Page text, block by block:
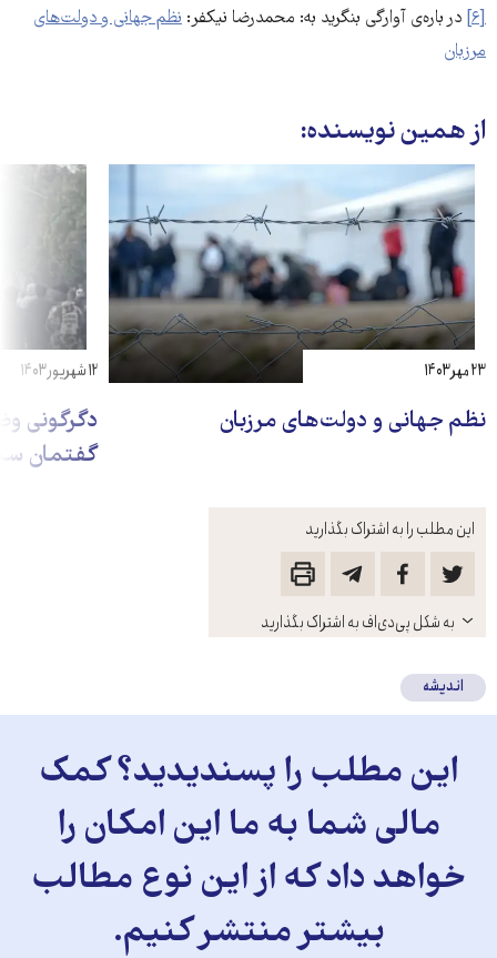
این مطلب را به اشتراک بگذارید
باز
کنید
به شکل پی‌دی‌اف به اشتراک بگذارید
[۶] در باره‌ی آوارگی بنگرید به: محمدرضا نیکفر: نظم جهانی و دولت‌های
مرزبان
از همین نویسنده:
نظم جهانی و دولت‌های مرزبان
۲۳ مهر ۱۴۰۳
دگرگونی
گفتمان
۱۲ شهریور ۱۴۰۳
اندیشه
این مطلب را پسندیدید؟ کمک
مالی شما به ما این امکان را
خواهد داد که از این نوع مطالب
بیشتر منتشر کنیم.